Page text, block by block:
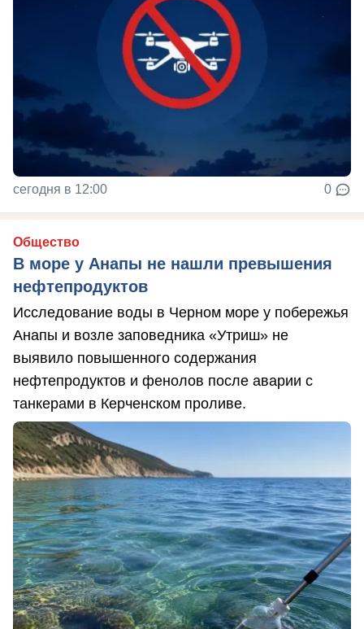
сегодня в 12:00 0
Общество
В море у Анапы не нашли превышения
нефтепродуктов
Исследование воды в Черном море у побережья
Анапы и возле заповедника «Утриш» не
выявило повышенного содержания
нефтепродуктов и фенолов после аварии с
танкерами в Керченском проливе.